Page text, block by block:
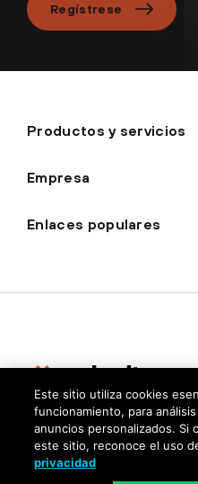
Regístrese
Productos y servicios
Empresa
Enlaces populares
Privacidad
Centro de confianza
Condiciones de uso
Este sitio utiliza cookies
funcionamiento, para
anuncios personalizados. Si
este sitio, reconoce el uso
privacidad